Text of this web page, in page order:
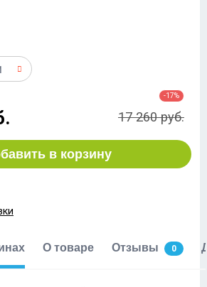
-17%
17 260 руб.
в корзину
О товаре Отзывы 0